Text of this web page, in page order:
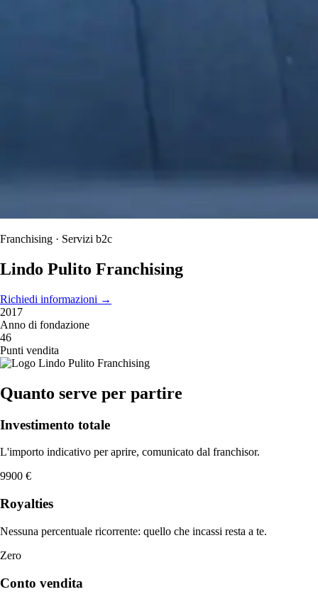
Franchising · Servizi b2c
Lindo Pulito Franchising
Richiedi informazioni →
2017
Anno di fondazione
46
Punti vendita
Quanto serve per partire
Investimento totale
L'importo indicativo per aprire, comunicato dal franchisor.
9900 €
Royalties
Nessuna percentuale ricorrente: quello che incassi resta a te.
Zero
Conto vendita